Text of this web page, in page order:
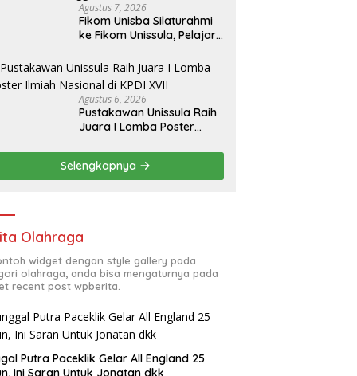
Agustus 7, 2026
Fikom Unisba Silaturahmi
ke Fikom Unissula, Pelajari
Laboratorium Unggulan
Agustus 6, 2026
Pustakawan Unissula Raih
Juara I Lomba Poster
Selengkapnya
Olahraga
widget dengan style gallery pada
olahraga, anda bisa mengaturnya pada
recent post wpberita.
Putra Paceklik Gelar All England 25
Ini Saran Untuk Jonatan dkk